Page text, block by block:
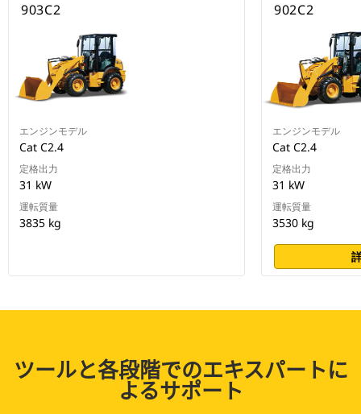
903C2
エンジンモデル
Cat C2.4
定格出力
31 kW
運転質量
3835 kg
902C2
エンジンモデル
Cat C2.4
定格出力
31 kW
運転質量
3530 kg
ツールと各段階でのエキスパートに
よるサポート